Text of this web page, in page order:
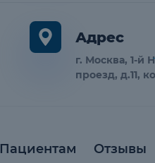
Адрес
г. Москва, 1-й
проезд, д.11,
Пациентам Отзывы